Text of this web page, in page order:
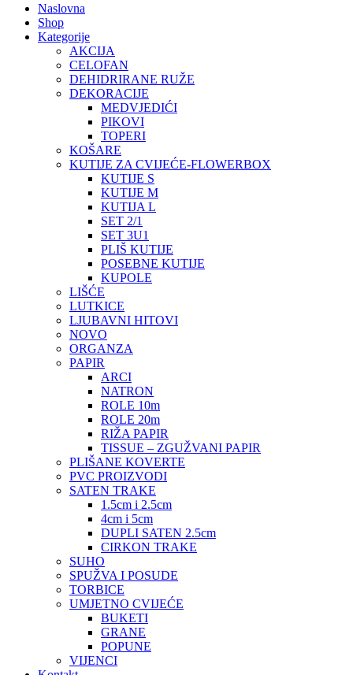
Naslovna
Shop
Kategorije
AKCIJA
CELOFAN
DEHIDRIRANE RUŽE
DEKORACIJE
MEDVJEDIĆI
PIKOVI
TOPERI
KOŠARE
KUTIJE ZA CVIJEĆE-FLOWERBOX
KUTIJE S
KUTIJE M
KUTIJA L
SET 2/1
SET 3U1
PLIŠ KUTIJE
POSEBNE KUTIJE
KUPOLE
LIŠĆE
LUTKICE
LJUBAVNI HITOVI
NOVO
ORGANZA
PAPIR
ARCI
NATRON
ROLE 10m
ROLE 20m
RIŽA PAPIR
TISSUE – ZGUŽVANI PAPIR
PLIŠANE KOVERTE
PVC PROIZVODI
SATEN TRAKE
1.5cm i 2.5cm
4cm i 5cm
DUPLI SATEN 2.5cm
CIRKON TRAKE
SUHO
SPUŽVA I POSUDE
TORBICE
UMJETNO CVIJEĆE
BUKETI
GRANE
POPUNE
VIJENCI